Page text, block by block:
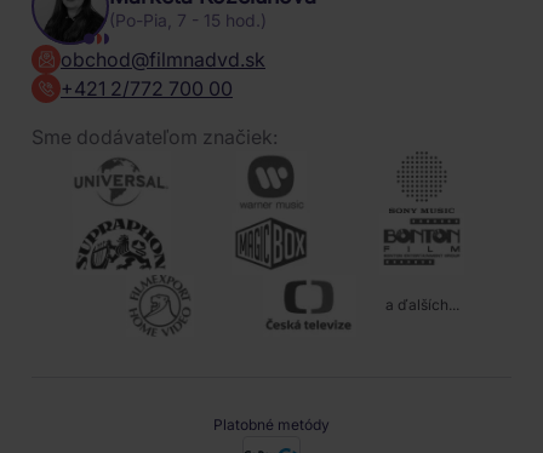
(Po-Pia, 7 - 15 hod.)
obchod@filmnadvd.sk
+421 2/772 700 00
Sme dodávateľom značiek:
a ďalších...
Platobné metódy